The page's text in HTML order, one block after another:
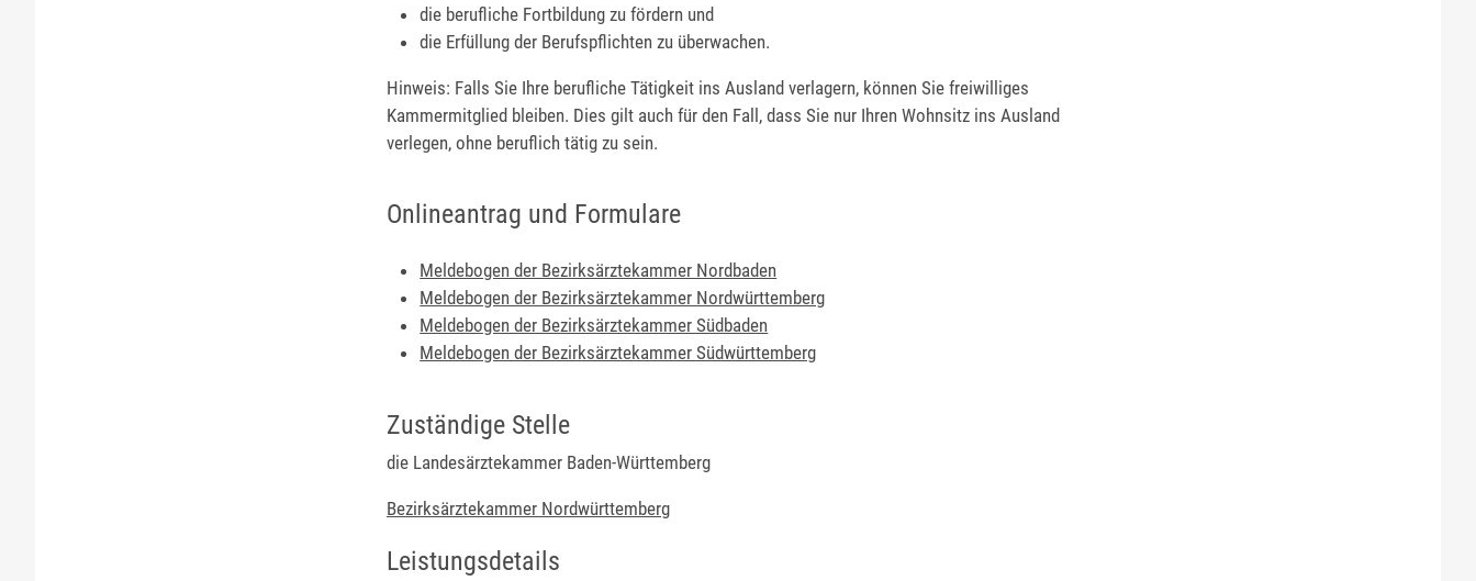
die berufliche Fortbildung zu fördern und
die Erfüllung der Berufspflichten zu überwachen.
Hinweis: Falls Sie Ihre berufliche Tätigkeit ins Ausland verlagern, können Sie freiwilliges
Kammermitglied bleiben. Dies gilt auch für den Fall, dass Sie nur Ihren Wohnsitz ins Ausland
verlegen, ohne beruflich tätig zu sein.
Onlineantrag und Formulare
Meldebogen der Bezirksärztekammer Nordbaden
Meldebogen der Bezirksärztekammer Nordwürttemberg
Meldebogen der Bezirksärztekammer Südbaden
Meldebogen der Bezirksärztekammer Südwürttemberg
Zuständige Stelle
die Landesärztekammer Baden-Württemberg
Bezirksärztekammer Nordwürttemberg
Leistungsdetails